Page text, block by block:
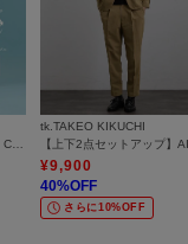
tk.TAKEO KIKUCHI
¥9,900
40%OFF
さらに10%OFF